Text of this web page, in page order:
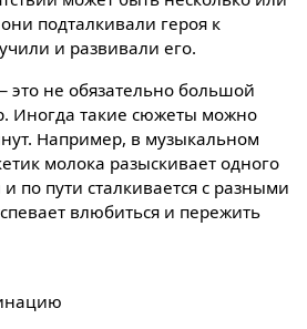
подталкивали героя к
и развивали его.
это не обязательно большой
Иногда такие сюжеты можно
Например, в музыкальном
молока разыскивает одного
по пути сталкивается с разными
влюбиться и пережить